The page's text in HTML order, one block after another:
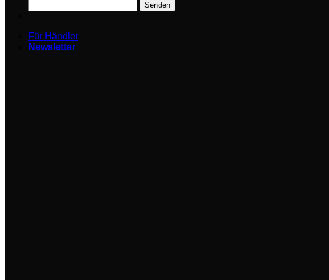
Senden
Für Händler
Newsletter